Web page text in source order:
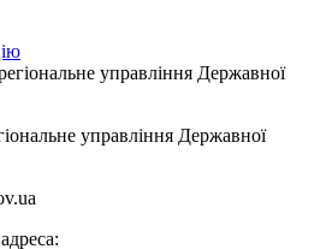
управління Державної